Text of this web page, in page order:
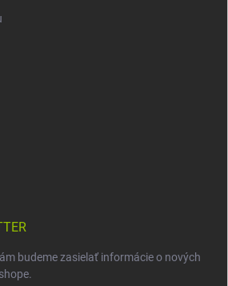
budeme zasielať informácie o nových